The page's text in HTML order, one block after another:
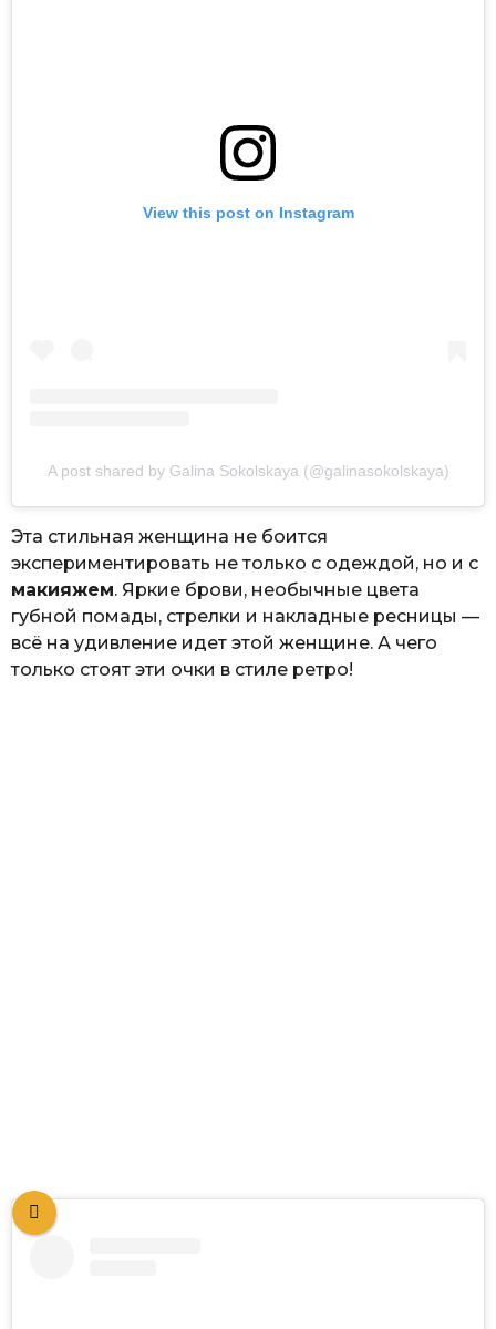
View this post on Instagram
A post shared by Galina Sokolskaya (@galinasokolskaya)
Эта стильная женщина не боится
экспериментировать не только с одеждой, но и с
макияжем. Яркие брови, необычные цвета
губной помады, стрелки и накладные ресницы —
всё на удивление идет этой женщине. А чего
только стоят эти очки в стиле ретро!